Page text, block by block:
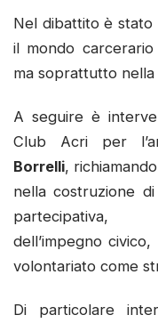
Nel dibattito è
il mondo
ma soprattutto nella
A seguire è
Club Acri per
Borrelli,
nella costruzione
partecipativa,
dell’impegno
volontariato come
Di particolare